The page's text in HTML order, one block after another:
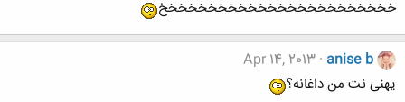
خخخخخخخخخخخخخخخخخخخخخخخخ
anise b
Apr 14, 2013
یهنی نت من داغانه؟